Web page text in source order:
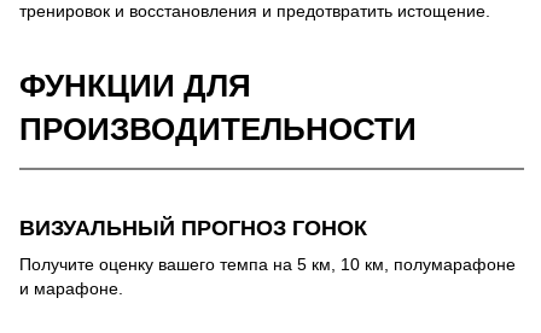
тренировок и восстановления и предотвратить истощение.
ФУНКЦИИ ДЛЯ
ПРОИЗВОДИТЕЛЬНОСТИ
ВИЗУАЛЬНЫЙ ПРОГНОЗ ГОНОК
Получите оценку вашего темпа на 5 км, 10 км, полумарафоне
и марафоне.